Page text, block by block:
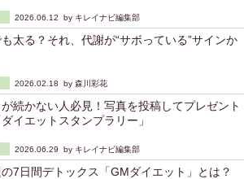
2026.06.12 by キレイナビ編集部
太る？それ、代謝が“サボっている”サインか
2026.02.18 by 森川彩花
続かない人必見！写真を投稿してプレゼント
イエットスタンプラリー」
2026.06.29 by キレイナビ編集部
7日間デトックス「GMダイエット」とは？